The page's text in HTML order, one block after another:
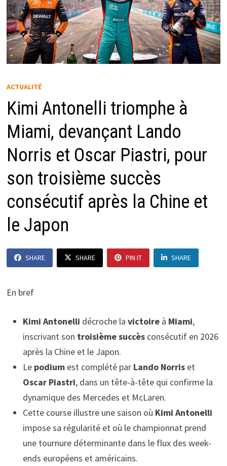
ACTUALITÉ
Kimi Antonelli triomphe à
Miami, devançant Lando
Norris et Oscar Piastri, pour
son troisième succès
consécutif après la Chine et
le Japon
SHARE SHARE PIN IT SHARE
En bref
Kimi Antonelli décroche la victoireà Miami,
inscrivant son troisième succèsconsécutif en 2026
après la Chine et le Japon.
Le podiumest complété par Lando Norriset
Oscar Piastri, dans un tête-à-tête qui confirme la
dynamique des Mercedes et McLaren.
Cette course illustre une saison où Kimi Antonelli
impose sa régularité et où le championnat prend
une tournure déterminante dans le flux des week-
ends européens et américains.